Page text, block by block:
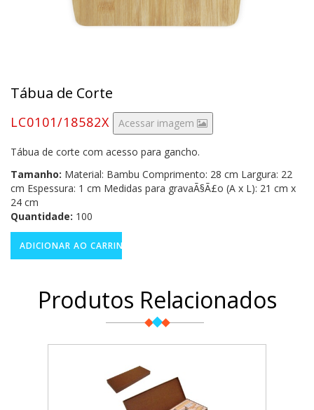
Tábua de Corte
LC0101/18582X Acessar imagem
Tábua de corte com acesso para gancho.
Tamanho: Material: Bambu Comprimento: 28 cm Largura: 22
cm Espessura: 1 cm Medidas para gravaÃ§Ã£o (A x L): 21 cm x
24 cm
Quantidade: 100
Produtos Relacionados